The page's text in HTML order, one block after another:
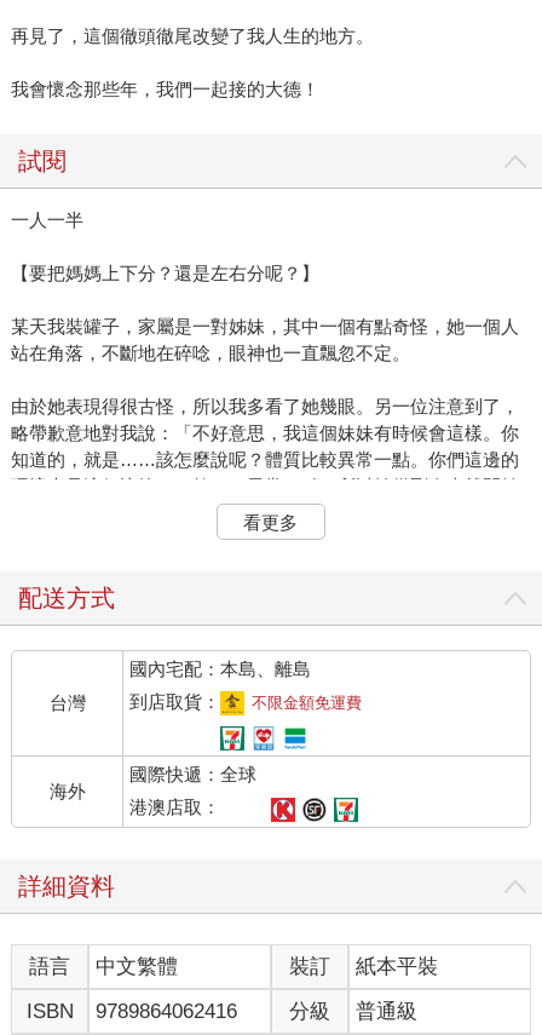
再見了，這個徹頭徹尾改變了我人生的地方。
我會懷念那些年，我們一起接的大德！
試閱
一人一半
【要把媽媽上下分？還是左右分呢？】
某天我裝罐子，家屬是一對姊妹，其中一個有點奇怪，她一個人
站在角落，不斷地在碎唸，眼神也一直飄忽不定。
由於她表現得很古怪，所以我多看了她幾眼。另一位注意到了，
略帶歉意地對我說：「不好意思，我這個妹妹有時候會這樣。你
知道的，就是……該怎麼說呢？體質比較異常一點。你們這邊的
在『溝通』。不用理她，師父，您忙您的。」
就覺得身體不舒服，或是進來撿骨室時，感到暈眩、想吐。但我
一直都是以環境問題解釋這些情形，沒什麼大不了，嚇不了我
的，於是我繼續裝罐。
有時候骨頭比較滿，我們會用小棍子稍微擠壓一下，讓骨頭都能
順便地被放入罐內。我正在這麼做時，角落的女子突然說：「他
說痛。」
我：「啊？」
我：「你哥在哪裡呢？」
女子：「我哥就是你正在裝的那個。他在我旁邊，告訴我他很
痛。師父，您可以小力一點嗎？」
看更多
配送方式
台灣
國內宅配：本島、離島
到店取貨：
不限金額免運費
海外
國際快遞：全球
港澳店取：
詳細資料
語言 中文繁體 裝訂
紙本平裝
ISBN
9789864062416 分級 普通級